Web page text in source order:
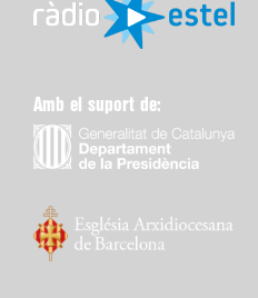
Amb el suport de: